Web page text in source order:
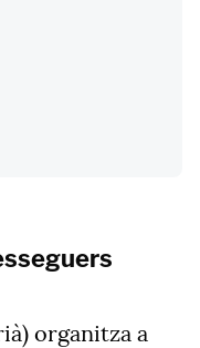
organitza a